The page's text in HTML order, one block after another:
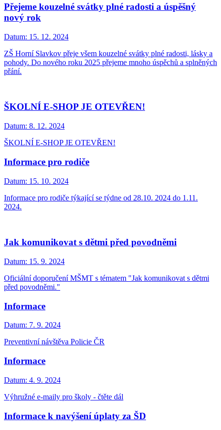
Přejeme kouzelné svátky plné radosti a úspěšný
nový rok
Datum: 15. 12. 2024
ZŠ Horní Slavkov přeje všem kouzelné svátky plné radosti, lásky a
pohody. Do nového roku 2025 přejeme mnoho úspěchů a splněných
přání.
ŠKOLNÍ E-SHOP JE OTEVŘEN!
Datum: 8. 12. 2024
ŠKOLNÍ E-SHOP JE OTEVŘEN!
Informace pro rodiče
Datum: 15. 10. 2024
Informace pro rodiče týkající se týdne od 28.10. 2024 do 1.11.
2024.
Jak komunikovat s dětmi před povodněmi
Datum: 15. 9. 2024
Oficiální doporučení MŠMT s tématem "Jak komunikovat s dětmi
před povodněmi."
Informace
Datum: 7. 9. 2024
Preventivní návštěva Policie ČR
Informace
Datum: 4. 9. 2024
Výhružné e-maily pro školy - čtěte dál
Informace k navýšení úplaty za ŠD